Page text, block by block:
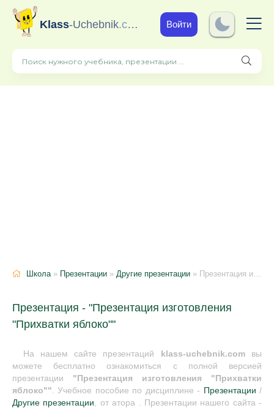
Klass-Uchebnik.com Войти
Школа» Презентации » Другие презентации » Презентация изготовления "Прихватки яблоко"
Презентация - "Презентация изготовления
"Прихватки яблоко""
На нашем сайте презентаций klass-uchebnik.comвы
можете бесплатно ознакомиться с полной версией
презентации "Презентация изготовления "Прихватки
яблоко"". Учебное пособие по дисциплине - Презентации /
Другие презентации, от атора . Презентации нашего сайта -